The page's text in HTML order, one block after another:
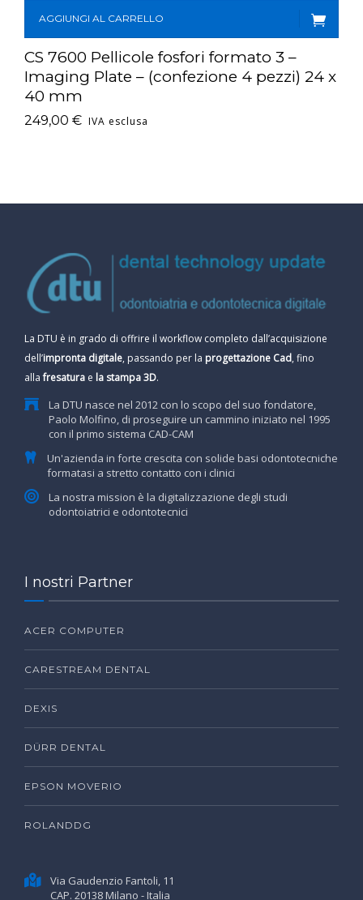
AGGIUNGI AL CARRELLO
CS 7600 Pellicole fosfori formato 3 –
Imaging Plate – (confezione 4 pezzi) 24 x
40 mm
249,00 € IVA esclusa
La DTU è in grado di offrire il workflow completo dall’acquisizione
dell’impronta digitale, passando per la progettazione Cad, fino
allafresatura e la stampa 3D.
La DTU nasce nel 2012 con lo scopo del suo fondatore,
Paolo Molfino, di proseguire un cammino iniziato nel 1995
con il primo sistema CAD-CAM
Un'azienda in forte crescita con solide basi odontotecniche
formatasi a stretto contatto con i clinici
La nostra mission è la digitalizzazione degli studi
odontoiatrici e odontotecnici
I nostri Partner
ACER COMPUTER
CARESTREAM DENTAL
DEXIS
DÜRR DENTAL
EPSON MOVERIO
ROLANDDG
Via Gaudenzio Fantoli, 11
CAP. 20138 Milano - Italia